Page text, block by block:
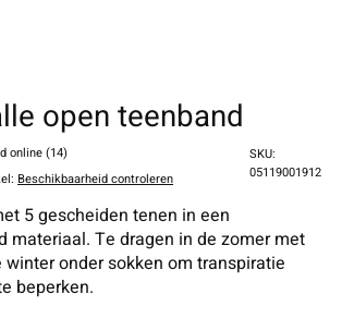
open teenband
online (14)
: Beschikbaarheid controleren
SKU:
05119001912
5 gescheiden tenen in een
materiaal. Te dragen in de zomer met
onder sokken om transpiratie
beperken.